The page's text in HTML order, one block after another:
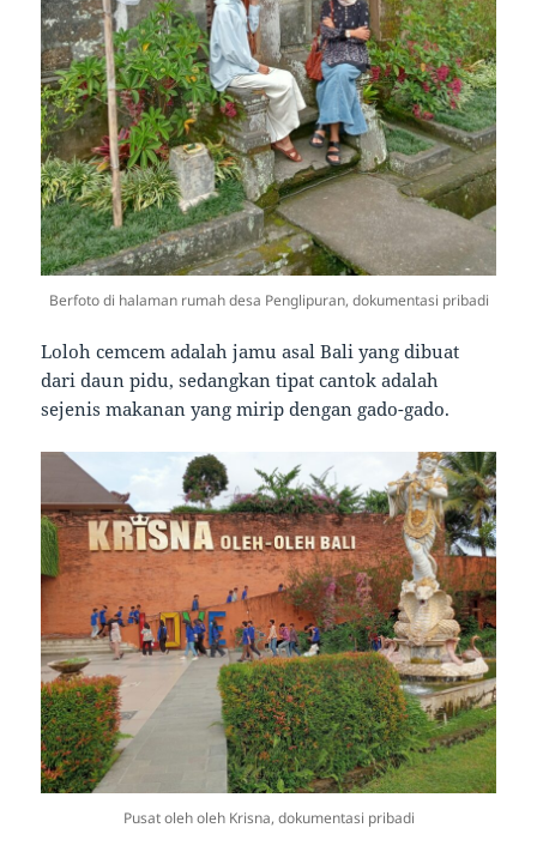
Berfoto di halaman rumah desa Penglipuran, dokumentasi pribadi
Loloh cemcem adalah jamu asal Bali yang dibuat
dari daun pidu, sedangkan tipat cantok adalah
sejenis makanan yang mirip dengan gado-gado.
Pusat oleh oleh Krisna, dokumentasi pribadi